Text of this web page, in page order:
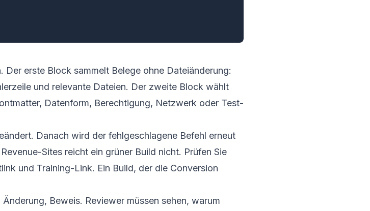
erste Block sammelt Belege ohne Dateiänderung:
und relevante Dateien. Der zweite Block wählt
Datenform, Berechtigung, Netzwerk oder Test-
Danach wird der fehlgeschlagene Befehl erneut
Sites reicht ein grüner Build nicht. Prüfen Sie
und Training-Link. Ein Build, der die Conversion
Beweis. Reviewer müssen sehen, warum